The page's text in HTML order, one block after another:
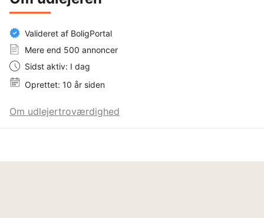
Valideret af BoligPortal
Mere end 500 annoncer
Sidst aktiv: I dag
Oprettet: 10 år siden
Om udlejertroværdighed